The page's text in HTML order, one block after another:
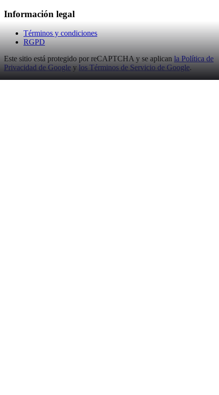
Información legal
Términos y condiciones
RGPD
Este sitio está protegido por reCAPTCHA y se aplican la Política de
Privacidad de Google y los Términos de Servicio de Google.